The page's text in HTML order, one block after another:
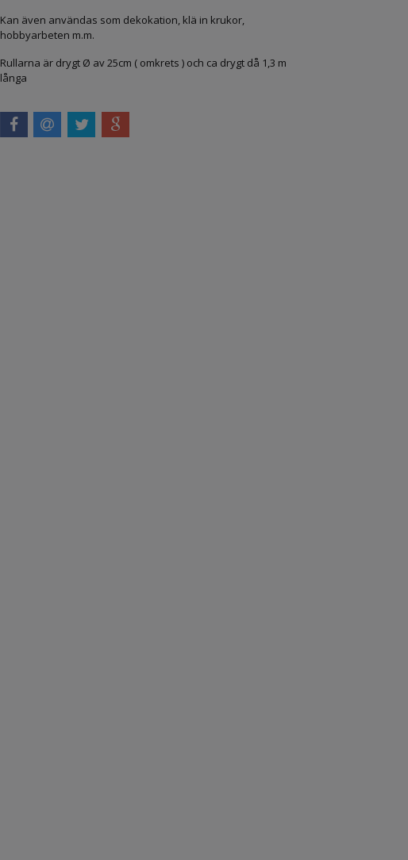
Kan även användas som dekokation, klä in krukor,
hobbyarbeten m.m.
Rullarna är drygt Ø av 25cm ( omkrets ) och ca drygt då 1,3 m
långa